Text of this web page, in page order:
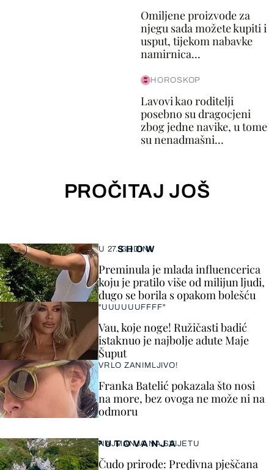
Omiljene proizvode za
njegu sada možete kupiti i
usput, tijekom nabavke
namirnica...
HOROSKOP
Lavovi kao roditelji
posebno su dragocjeni
zbog jedne navike, u tome
su nenadmašni...
PROČITAJ JOŠ
SHOW
U 27. GODINI
Preminula je mlada influencerica
koju je pratilo više od milijun ljudi,
dugo se borila s opakom bolešću
"UUUUUUFFFF"
Vau, koje noge! Ružičasti badić
istaknuo je najbolje adute Maje
Šuput
VRLO ZANIMLJIVO!
Franka Batelić pokazala što nosi
na more, bez ovoga ne može ni na
odmoru
PUTOVANJA
NAJMANJA NA SVIJETU
Čudo prirode: Predivna pješčana